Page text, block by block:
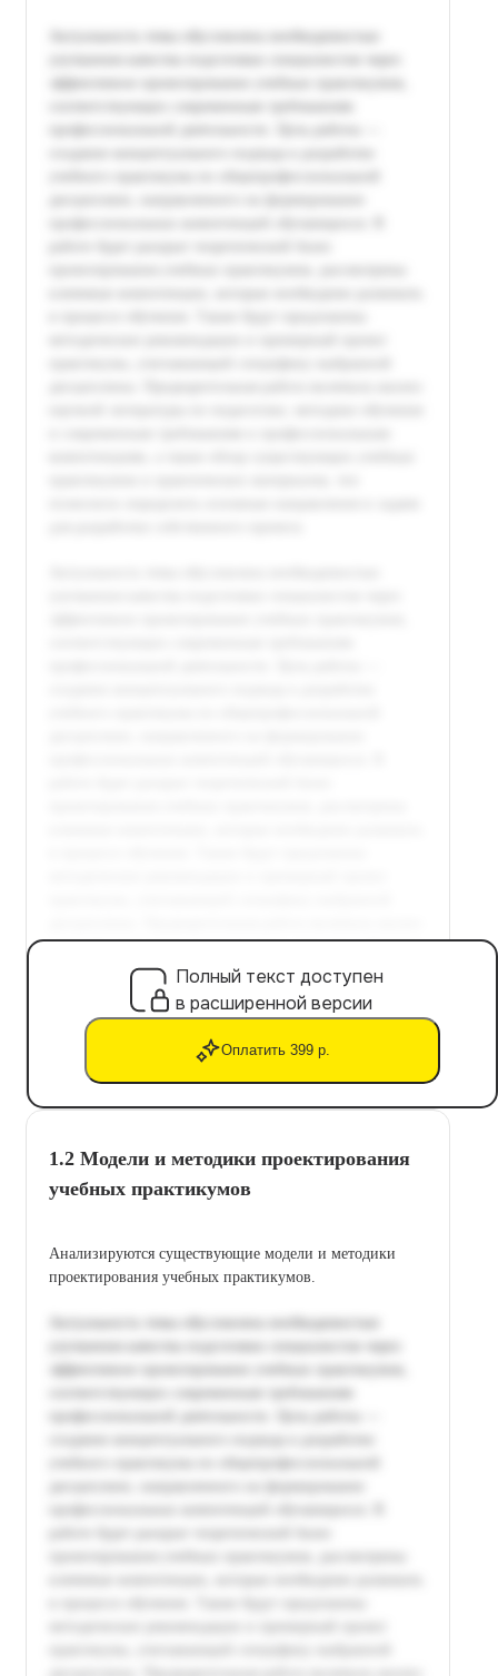
Полный текст доступен
в расширенной версии
Оплатить 399 р.
1.2 Модели и методики проектирования
учебных практикумов
Анализируются существующие модели и методики
проектирования учебных практикумов.